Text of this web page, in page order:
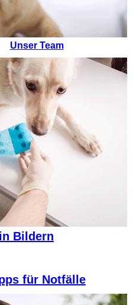
Unser Team
Bildern
für Notfälle